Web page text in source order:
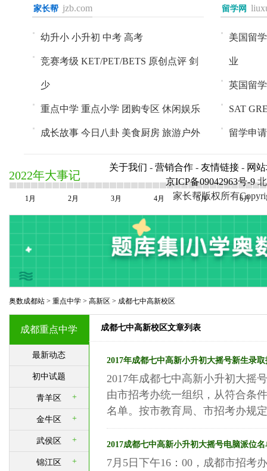
家长帮 jzb.com
进入>>
幼升小 小升初 中考 高考
竞赛考级 KET/PET/BETS 原创点评 剑
少
重点中学 重点小学 团购专区 休闲娱乐
成长故事 今日八卦 美食厨房 旅游户外
留学网
进入>>
美国留学
业
英国留学
SAT
留学申请
关于我们 - 营销合作 - 友情链接 - 网
京ICP备09042963号-9北
家长帮版权所有
2022年大事记
1月 2月 3月 4月 5月 6月
奥数成都站 > 重点中学 > 高新区 > 成都七中高新校区
成都重点中学
最新动态
初中试题
青羊区 +
金牛区 +
武侯区 +
锦江区 +
成都七中高新校区文章列表
2017年成都七中高新小升初大摇号新生录
2017年成都七中高新小升初大摇
由市招考办统一组织，从符合条
名单。按市教育局、市招考办规
2017成都七中高新小升初大摇号电脑派位名
7月5日下午16：00，成都市招考